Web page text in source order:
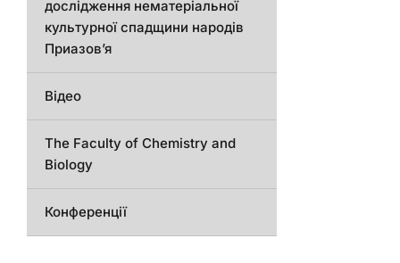
дослідження нематеріальної
культурної спадщини народів
Приазов’я
Відео
The Faculty of Chemistry and
Biology
Конференції